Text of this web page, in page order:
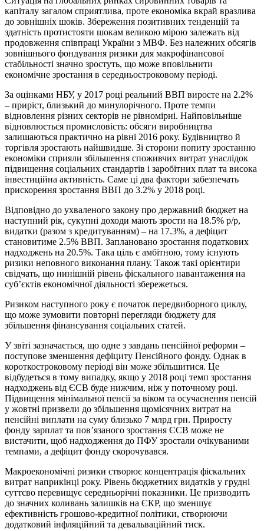
капіталу загалом сприятлива, проте економіка вкрай вразлива
до зовнішніх шоків. Збереження позитивних тенденцій та
здатність протистояти шокам великою мірою залежать від
продовження співпраці України з МВФ. Без належних обсягів
зовнішнього фондування ризики для макрофінансової
стабільності значно зростуть, що може вповільнити
економічне зростання в середньостроковому періоді.
За оцінками НБУ, у 2017 році реальний ВВП виросте на 2.2%
– приріст, близький до минулорічного. Проте темпи
відновлення різних секторів не рівномірні. Найповільніше
відновлюється промисловість: обсяги виробництва
залишаються практично на рівні 2016 року. Будівництво й
торгівля зростають найшвидше. Зі сторони попиту зростанню
економіки сприяли збільшення споживчих витрат унаслідок
підвищення соціальних стандартів і заробітних плат та висока
інвестиційна активність. Саме ці два фактори забезпечать
прискорення зростання ВВП до 3.2% у 2018 році.
Відповідно до ухваленого закону про державний бюджет на
наступний рік, сукупні доходи мають зрости на 18.5% р/р,
видатки (разом з кредитуванням) – на 17.3%, а дефіцит
становитиме 2.5% ВВП. Заплановано зростання податкових
надходжень на 20.5%. Така ціль є амбітною, тому існують
ризики неповного виконання плану. Також такі орієнтири
свідчать, що нинішній рівень фіскального навантаження на
суб’єктів економічної діяльності збережеться.
Ризиком наступного року є початок передвиборного циклу,
що може зумовити повторні перегляди бюджету для
збільшення фінансування соціальних статей.
У звіті зазначається, що одне з завдань пенсійної реформи –
поступове зменшення дефіциту Пенсійного фонду. Однак в
короткостроковому періоді він може збільшитися. Це
відбудеться в тому випадку, якщо у 2018 році темп зростання
надходжень від ЄСВ буде нижчим, ніж у поточному році.
Підвищення мінімальної пенсії за віком та осучаснення пенсій
у жовтні призвели до збільшення щомісячних витрат на
пенсійні виплати на суму близько 7 млрд грн. Приросту
фонду зарплат та пов’язаного зростання ЄСВ може не
вистачити, щоб надходження до ПФУ зростали очікуваними
темпами, а дефіцит фонду скорочувався.
Макроекономічні ризики створює концентрація фіскальних
витрат наприкінці року. Рівень бюджетних видатків у грудні
суттєво перевищує середньорічні показники. Це призводить
до значних коливань залишків на ЄКР, що зменшує
ефективність грошово-кредитної політики, створюючи
додатковий інфляційний та девальваційний тиск.